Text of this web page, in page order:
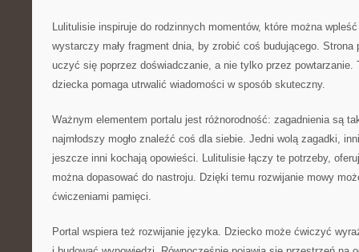
Lulitulisie inspiruje do rodzinnych momentów, które można
wystarczy mały fragment dnia, by zrobić coś budującego. Strona
uczyć się poprzez doświadczanie, a nie tylko przez powtarzanie.
dziecka pomaga utrwalić wiadomości w sposób skuteczny.
Ważnym elementem portalu jest różnorodność: zagadnienia są
najmłodszy mogło znaleźć coś dla siebie. Jedni wolą zagadki,
jeszcze inni kochają opowieści. Lulitulisie łączy te potrzeby,
można dopasować do nastroju. Dzięki temu rozwijanie mowy
ćwiczeniami pamięci.
Portal wspiera też rozwijanie języka. Dziecko może ćwiczyć